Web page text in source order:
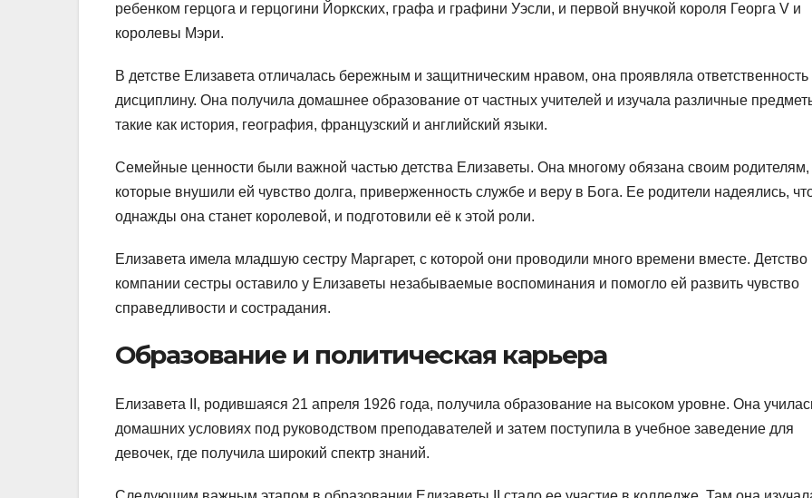
ребенком герцога и герцогини Йоркских, графа и графини Уэсли, и первой внучкой короля Георга V и
королевы Мэри.
В детстве Елизавета отличалась бережным и защитническим нравом, она проявляла ответственность
дисциплину. Она получила домашнее образование от частных учителей и изучала различные
такие как история, география, французский и английский языки.
Семейные ценности были важной частью детства Елизаветы. Она многому обязана своим родителям,
которые внушили ей чувство долга, приверженность службе и веру в Бога. Ее родители надеялись,
однажды она станет королевой, и подготовили её к этой роли.
Елизавета имела младшую сестру Маргарет, с которой они проводили много времени вместе. Детство
компании сестры оставило у Елизаветы незабываемые воспоминания и помогло ей развить чувство
справедливости и сострадания.
Образование и политическая карьера
Елизавета II, родившаяся 21 апреля 1926 года, получила образование на высоком уровне. Она
домашних условиях под руководством преподавателей и затем поступила в учебное заведение для
девочек, где получила широкий спектр знаний.